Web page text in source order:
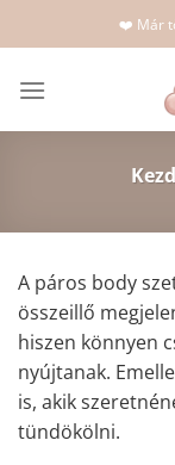
to
❤️ Már
A páros body
összeillő
hiszen könnyen
nyújtanak.
is, akik
tündökölni.